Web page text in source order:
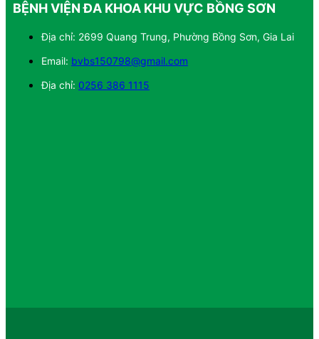
BỆNH VIỆN ĐA KHOA KHU VỰC BỒNG SƠN
Địa chỉ: 2699 Quang Trung, Phường Bồng Sơn, Gia Lai
Email: bvbs150798@gmail.com
Địa chỉ: 0256 386 1115